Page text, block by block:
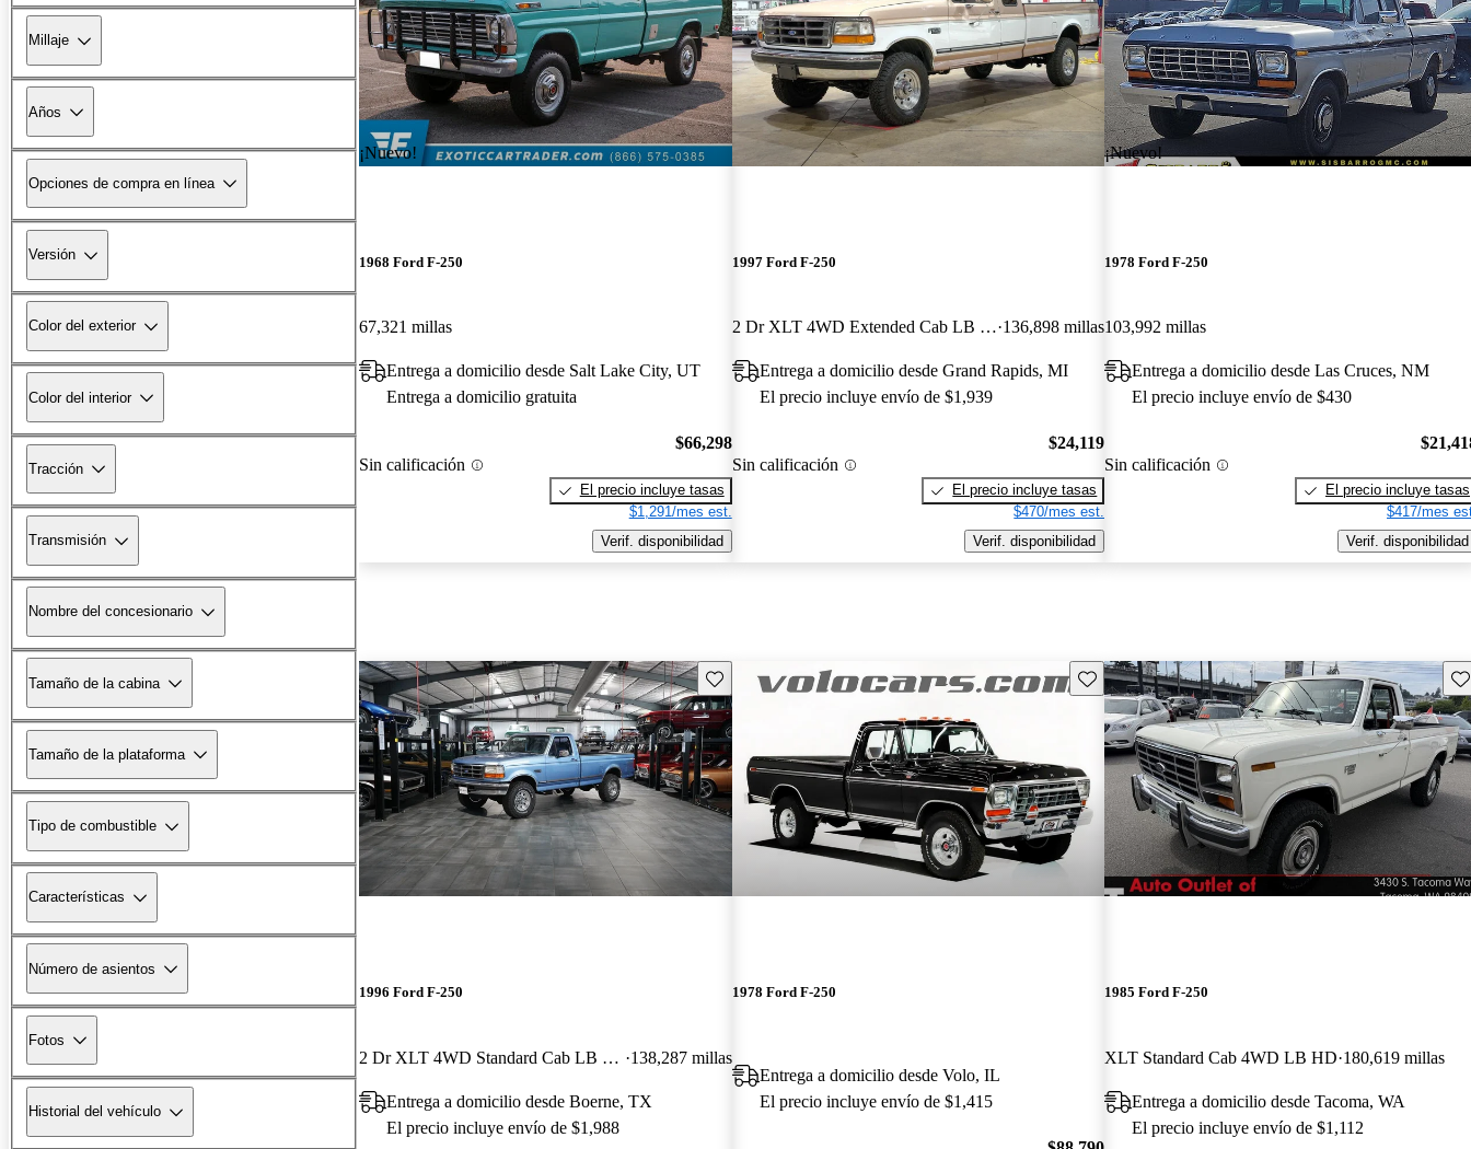
Millaje
Años
Opciones de compra en línea
Versión
Color del exterior
Color del interior
Tracción
Transmisión
Nombre del concesionario
Tamaño de la cabina
Tamaño de la plataforma
Tipo de combustible
Características
Número de asientos
Fotos
Historial del vehículo
¡Nuevo!
1968 Ford F-250
67,321 millas
Entrega a domicilio desde Salt Lake City, UT
Entrega a domicilio gratuita
Sin calificación
$66,298
El precio incluye tasas
$1,291/mes est.
Verif. disponibilidad
1997 Ford F-250
2 Dr XLT 4WD Extended Cab LB HD 136,898 millas
Entrega a domicilio desde Grand Rapids, MI
El precio incluye envío de $1,939
Sin calificación
$24,119
El precio incluye tasas
$470/mes est.
Verif. disponibilidad
¡Nuevo!
1978 Ford F-250
103,992 millas
Entrega a domicilio desde Las Cruces, NM
El precio incluye envío de $430
Sin calificación
El precio incluye tasas
$417/mes
Verif. disponibilidad
Guarda este Aviso
1996 Ford F-250
2 Dr XLT 4WD Standard Cab LB HD 138,287 millas
Entrega a domicilio desde Boerne, TX
El precio incluye envío de $1,988
Guarda este Aviso
1978 Ford F-250
Entrega a domicilio desde Volo, IL
El precio incluye envío de $1,415
1985 Ford F-250
XLT Standard Cab 4WD LB HD 180,619 millas
Entrega a domicilio desde Tacoma, WA
El precio incluye envío de $1,112